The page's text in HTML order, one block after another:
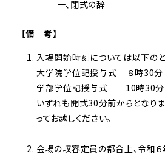
一、閉式の辞
【備 考】
入場開始時刻については以下のと
大学院学位記授与式 ８時30分
学部学位記授与式 10時30分
いずれも開式30分前からとなり
ってお越しください。
会場の収容定員の都合上、令和